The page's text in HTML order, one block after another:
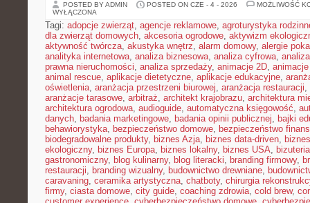
POSTED BY ADMIN POSTED ON CZE - 4 - 2026
MOŻLIWOŚĆ
WYŁĄCZONA
Tagi: adopcje zwierząt, agencje reklamowe, agroturystyka
dla zwierząt domowych, akcesoria ogrodowe, aktywizm
aktywność twórcza, akustyka wnętrz, alarm domowy, alergie
analityka internetowa, analiza biznesowa, analiza cyfrowa,
prawna nieruchomości, analiza sprzedaży, animacje 2D,
animal rescue, aplikacje dietetyczne, aplikacje edukacyjne,
oświetlenia, aranżacja przestrzeni biurowej, aranżacja restauracji,
aranżacje tarasowe, arbitraż, architekt krajobrazu, architektura
architektura ogrodowa, audioguide, automatyczna księgowość,
danych, badania marketingowe, badania opinii publicznej, bajki
behawiorystyka, bezpieczeństwo domowe, bezpieczeństwo
biodegradowalne produkty, biznes Azja, biznes data-driven,
ekologiczny, biznes Europa, biznes lokalny, biznes USA,
gastronomiczny, blog kulinarny, blog literacki, branding firmowy,
restauracji, branding wizualny, budownictwo drewniane,
caravaning, ceramika artystyczna, chatboty, chirurgia
firmy, ciasta domowe, city guide, coaching zdrowia, cold brew,